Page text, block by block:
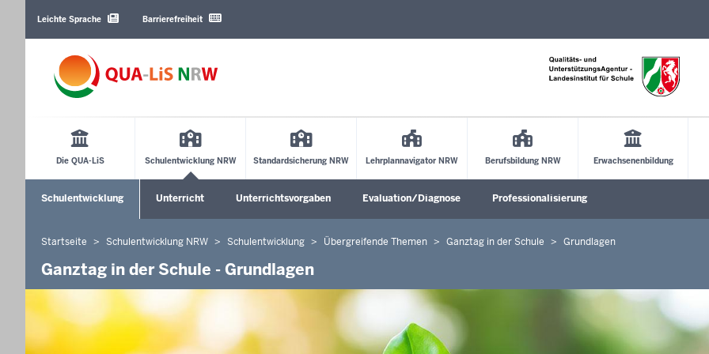
Sprachen
Leichte Sprache Barrierefreiheit
Die QUA-LiS Schulentwicklung NRW Standardsicherung NRW Lehrplannavigator NRW Berufsbildung NRW Erwachsenenbildung
Schulentwicklung Unterricht Unterrichtsvorgaben Evaluation/Diagnose Professionalisierung
Sie
befinden
hier
Startseite Schulentwicklung NRW Schulentwicklung Übergreifende Themen Ganztag in der Schule Grundlagen
Ganztag in der Schule - Grundlagen